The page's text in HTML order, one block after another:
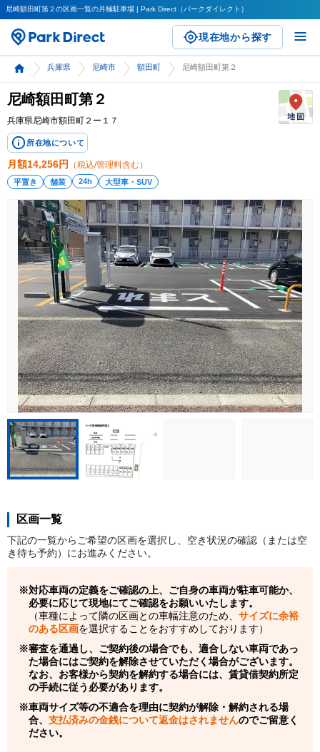
尼崎額田町第２の区画一覧の月極駐車場 | Park Direct（パークダイレクト）
現在地から探す
兵庫県 尼崎市 額田町 尼崎額田町第２
尼崎額田町第２
兵庫県尼崎市額田町２ー１７
所在地について
月額14,256円 （税込/管理料含む）
平置き 舗装 24h 大型車・SUV
区画一覧
下記の一覧からご希望の区画を選択し、空き状況の確認（または空
き待ち予約）にお進みください。
対応車両の定義をご確認の上、ご自身の車両が駐車可能か、
必要に応じて現地にてご確認をお願いいたします。
（車種によって隣の区画との車幅注意のため、 サイズに余裕
のある区画を選択することをおすすめしております）
審査を通過し、ご契約後の場合でも、適合しない車両であっ
た場合にはご契約を解除させていただく場合がございます。
なお、お客様から契約を解約する場合には、賃貸借契約所定
の手続に従う必要があります。
車両サイズ等の不適合を理由に契約が解除・解約される場
合、 支払済みの金銭について返金はされませんのでご留意く
ださい。